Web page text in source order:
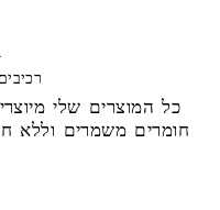
כל המוצרים שלי
חומרים משמרים וללא